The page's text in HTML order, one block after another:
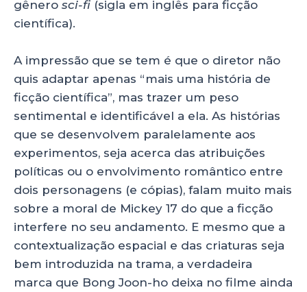
gênero sci-fi (sigla em inglês para ficção
científica).
A impressão que se tem é que o diretor não
quis adaptar apenas “mais uma história de
ficção científica”, mas trazer um peso
sentimental e identificável a ela. As histórias
que se desenvolvem paralelamente aos
experimentos, seja acerca das atribuições
políticas ou o envolvimento romântico entre
dois personagens (e cópias), falam muito mais
sobre a moral de Mickey 17 do que a ficção
interfere no seu andamento. E mesmo que a
contextualização espacial e das criaturas seja
bem introduzida na trama, a verdadeira
marca que Bong Joon-ho deixa no filme ainda